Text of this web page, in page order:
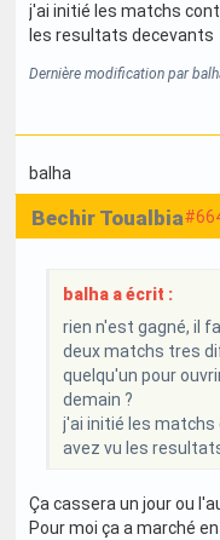
j'ai initié les matchs
les resultats decevants
Dernière modification par
balha
Bechir Toualbia
balha a écrit :
rien n'est gagné, il
deux matchs tres
quelqu'un pour
demain ?
j'ai initié les matchs
avez vu les
Ça cassera un jour ou
Pour moi ça a marché